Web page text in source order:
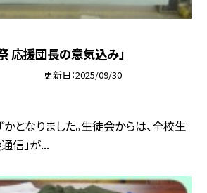
応援団長の意気込み」
更新日 2025/09/30
となりました。生徒会からは、全校生
信」が...